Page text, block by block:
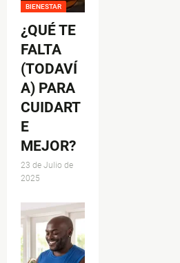
BIENESTAR
¿QUÉ TE
FALTA
(TODAVÍ
A) PARA
CUIDART
E
MEJOR?
23 de Julio de
2025